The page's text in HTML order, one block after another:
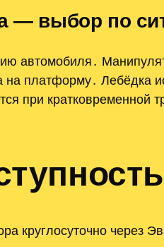
— выбор по
автомобиля․
платформу․ Лебёдка
при кратковременной
круглосуточно через